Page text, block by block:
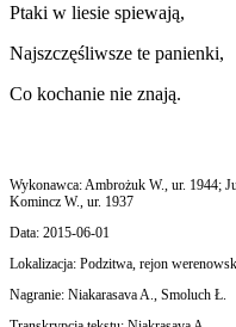
Ptaki w liesie spiewają,
Najszczęśliwsze te panienki,
Co kochanie nie znają.
Wykonawca: Ambrożuk W., ur. 1944;
Komincz W., ur. 1937
Data: 2015-06-01
Lokalizacja: Podzitwa, rejon
Nagranie: Niakarasava A., Smoluch Ł.